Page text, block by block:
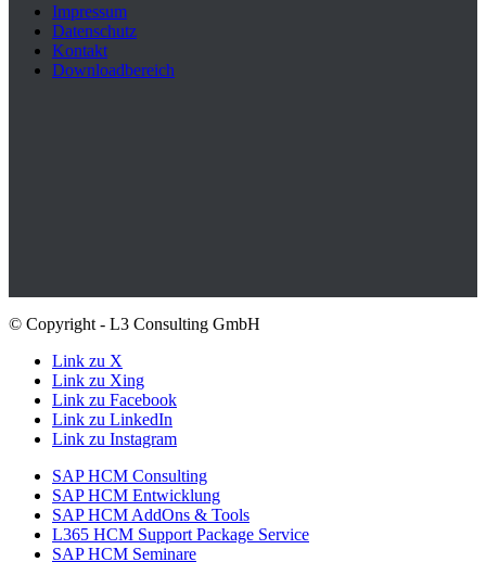
Impressum
Datenschutz
Kontakt
Downloadbereich
© Copyright - L3 Consulting GmbH
Link zu X
Link zu Xing
Link zu Facebook
Link zu LinkedIn
Link zu Instagram
SAP HCM Consulting
SAP HCM Entwicklung
SAP HCM AddOns & Tools
L365 HCM Support Package Service
SAP HCM Seminare